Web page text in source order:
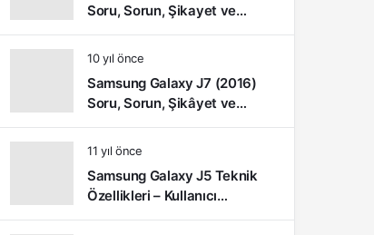
Soru, Sorun, Şikayet ve
Kullanıcı Yorumları
10 yıl önce
Samsung Galaxy J7 (2016)
Soru, Sorun, Şikâyet ve
Kullanıcı Yorumları
11 yıl önce
Samsung Galaxy J5 Teknik
Özellikleri – Kullanıcı
Yorumları (Video İnceleme)